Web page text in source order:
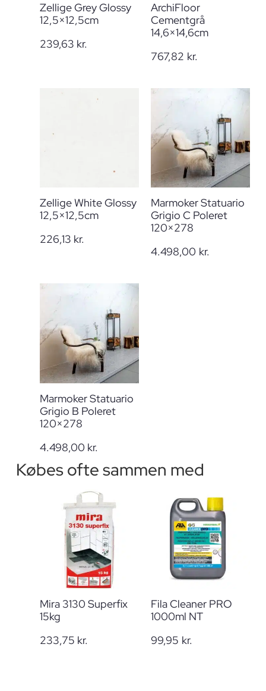
Zellige Grey Glossy
12,5×12,5cm
239,63 kr.
ArchiFloor
Cementgrå
14,6×14,6cm
767,82 kr.
Zellige White Glossy
12,5×12,5cm
226,13 kr.
Marmoker Statuario
Grigio C Poleret
120×278
4.498,00 kr.
Marmoker Statuario
Grigio B Poleret
120×278
4.498,00 kr.
Købes ofte sammen med
Mira 3130 Superfix
15kg
233,75 kr.
Fila Cleaner PRO
1000ml NT
99,95 kr.